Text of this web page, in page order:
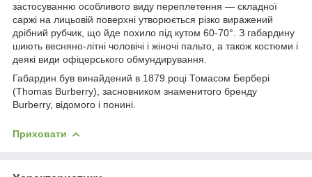
застосуванню особливого виду переплетення — складної
саржі на лицьовій поверхні утворюється різко виражений
дрібний рубчик, що йде похило під кутом 60-70°. З габардину
шиють весняно-літні чоловічі і жіночі пальто, а також костюми і
деякі види офіцерського обмундирування.
Габардин був винайдений в 1879 році Томасом Бербері
(Thomas Burberry), засновником знаменитого бренду
Burberry, відомого і понині.
Приховати